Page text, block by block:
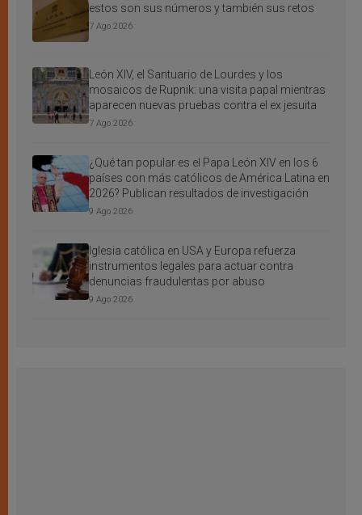
estos son sus números y también sus retos
7 Ago 2026
León XIV, el Santuario de Lourdes y los
mosaicos de Rupnik: una visita papal mientras
aparecen nuevas pruebas contra el ex jesuita
7 Ago 2026
¿Qué tan popular es el Papa León XIV en los 6
países con más católicos de América Latina en
2026? Publican resultados de investigación
9 Ago 2026
Iglesia católica en USA y Europa refuerza
instrumentos legales para actuar contra
denuncias fraudulentas por abuso
9 Ago 2026